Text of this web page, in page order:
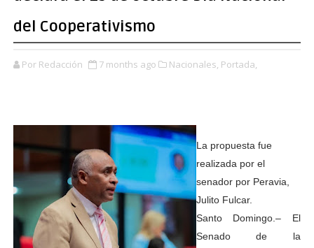
del Cooperativismo
Por Redacción 7 months ago Nacionales, Portada,
La propuesta fue
realizada por el
senador por Peravia,
Julito Fulcar.
Santo Domingo.– El
Senado de la